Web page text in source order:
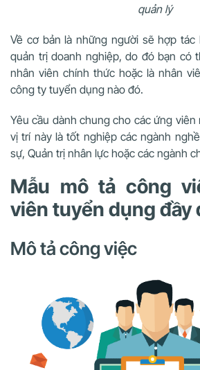
quản lý
Về cơ bản là những người sẽ hợp tác
quản trị doanh nghiệp, do đó bạn có
nhân viên chính thức hoặc là nhân
công ty tuyển dụng nào đó.
Yêu cầu dành chung cho các ứng
vị trí này là tốt nghiệp các ngành
sự, Quản trị nhân lực hoặc các ngành
Mẫu mô tả công
viên tuyển dụng đầy
Mô tả công việc